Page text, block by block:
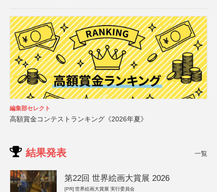
編集部セレクト
高額賞金コンテストランキング《2026年夏》
結果発表 一覧
第22回 世界絵画大賞展 2026
[PR] 世界絵画大賞展 実行委員会